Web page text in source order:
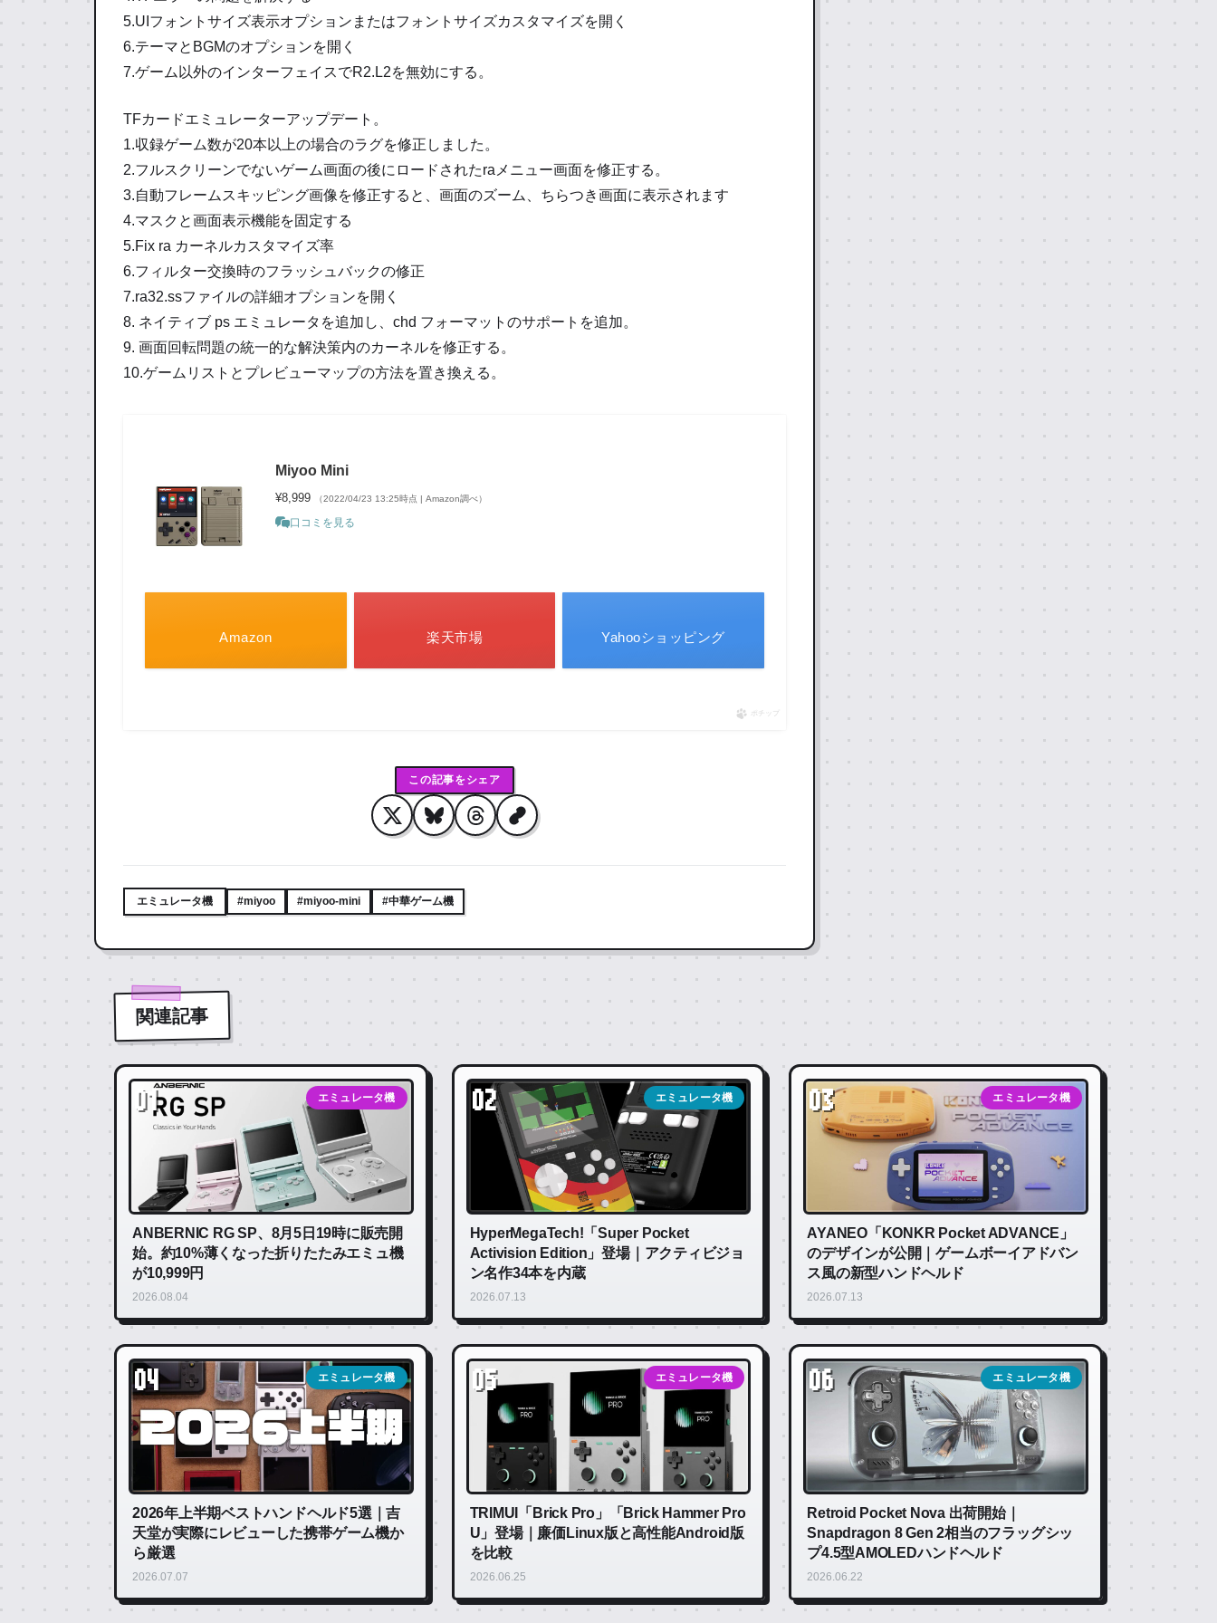
5.UIフォントサイズ表示オプションまたはフォントサイズカスタマイズを開く
6.テーマとBGMのオプションを開く
7.ゲーム以外のインターフェイスでR2.L2を無効にする。
TFカードエミュレーターアップデート。
1.収録ゲーム数が20本以上の場合のラグを修正しました。
2.フルスクリーンでないゲーム画面の後にロードされたraメニュー画面を修正する。
3.自動フレームスキッピング画像を修正すると、画面のズーム、ちらつき画面に表示されます
4.マスクと画面表示機能を固定する
5.Fix ra カーネルカスタマイズ率
6.フィルター交換時のフラッシュバックの修正
7.ra32.ssファイルの詳細オプションを開く
8. ネイティブ ps エミュレータを追加し、chd フォーマットのサポートを追加。
9. 画面回転問題の統一的な解決策内のカーネルを修正する。
10.ゲームリストとプレビューマップの方法を置き換える。
Miyoo Mini
¥8,999 （2022/04/23 13:25時点 | Amazon調べ）
口コミを見る
Amazon 楽天市場 Yahooショッピング
ポチップ
この記事をシェア
エミュレータ機 #miyoo #miyoo-mini #中華ゲーム機
関連記事
01 エミュレータ機
ANBERNIC RG SP、8月5日19時に販売開
始。約10%薄くなった折りたたみエミュ機
が10,999円
2026.08.04
02 エミュレータ機
HyperMegaTech!「Super Pocket
Activision Edition」登場｜アクティビジョ
ン名作34本を内蔵
2026.07.13
03 エミュレータ機
AYANEO「KONKR Pocket ADVANCE」
のデザインが公開｜ゲームボーイアドバン
ス風の新型ハンドヘルド
2026.07.13
04 エミュレータ機
2026年上半期ベストハンドヘルド5選｜吉
天堂が実際にレビューした携帯ゲーム機か
ら厳選
2026.07.07
05 エミュレータ機
TRIMUI「Brick Pro」「Brick Hammer Pro
U」登場｜廉価Linux版と高性能Android版
を比較
2026.06.25
06 エミュレータ機
Retroid Pocket Nova 出荷開始｜
Snapdragon 8 Gen 2相当のフラッグシッ
プ4.5型AMOLEDハンドヘルド
2026.06.22